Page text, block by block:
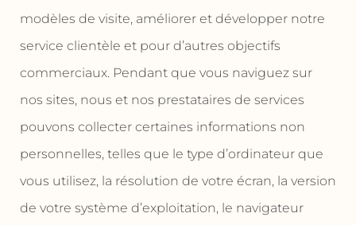
modèles de visite, améliorer et développer notre
service clientèle et pour d’autres objectifs
commerciaux. Pendant que vous naviguez sur
nos sites, nous et nos prestataires de services
pouvons collecter certaines informations non
personnelles, telles que le type d’ordinateur que
vous utilisez, la résolution de votre écran, la version
de votre système d’exploitation, le navigateur